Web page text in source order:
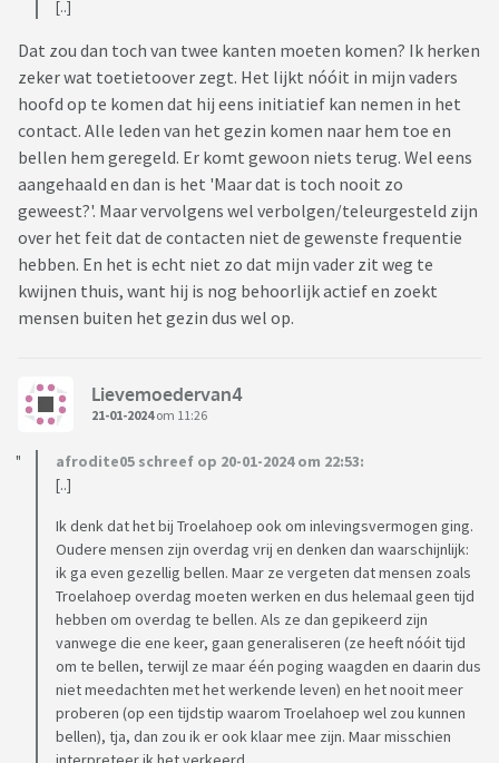
[..]
Dat zou dan toch van twee kanten moeten komen? Ik herken
zeker wat toetietoover zegt. Het lijkt nóóit in mijn vaders
hoofd op te komen dat hij eens initiatief kan nemen in het
contact. Alle leden van het gezin komen naar hem toe en
bellen hem geregeld. Er komt gewoon niets terug. Wel eens
aangehaald en dan is het 'Maar dat is toch nooit zo
geweest?'. Maar vervolgens wel verbolgen/teleurgesteld zijn
over het feit dat de contacten niet de gewenste frequentie
hebben. En het is echt niet zo dat mijn vader zit weg te
kwijnen thuis, want hij is nog behoorlijk actief en zoekt
mensen buiten het gezin dus wel op.
Lievemoedervan4
21-01-2024om 11:26
afrodite05 schreef op 20-01-2024 om 22:53:
[..]
Ik denk dat het bij Troelahoep ook om inlevingsvermogen ging.
Oudere mensen zijn overdag vrij en denken dan waarschijnlijk:
ik ga even gezellig bellen. Maar ze vergeten dat mensen zoals
Troelahoep overdag moeten werken en dus helemaal geen tijd
hebben om overdag te bellen. Als ze dan gepikeerd zijn
vanwege die ene keer, gaan generaliseren (ze heeft nóóit tijd
om te bellen, terwijl ze maar één poging waagden en daarin dus
niet meedachten met het werkende leven) en het nooit meer
proberen (op een tijdstip waarom Troelahoep wel zou kunnen
bellen), tja, dan zou ik er ook klaar mee zijn. Maar misschien